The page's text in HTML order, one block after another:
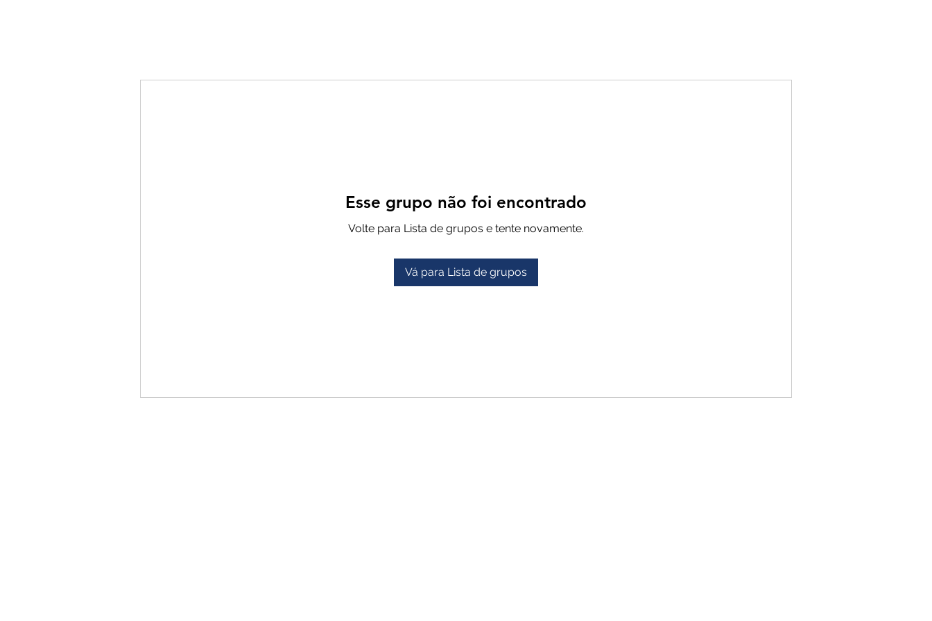
Esse grupo não foi encontrado
Volte para Lista de grupos e tente novamente.
Vá para Lista de grupos